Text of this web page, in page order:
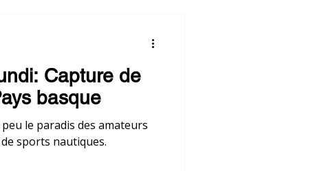
Capture de
basque
peu le paradis des amateurs
sports nautiques.